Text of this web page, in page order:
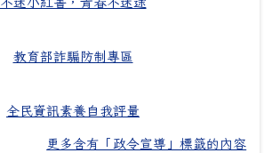
教育部詐騙防制專區
全民資訊素養自我評量
更多含有「政令宣導」標籤的內容